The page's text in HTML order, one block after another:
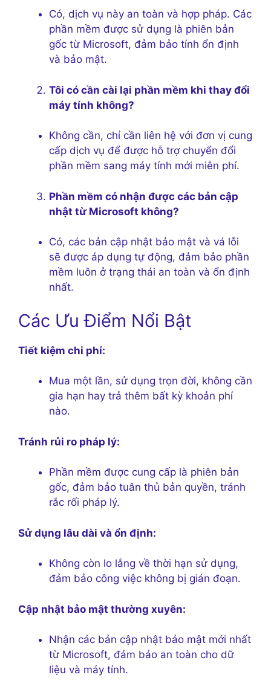
Có, dịch vụ này an toàn và hợp pháp. Các
phần mềm được sử dụng là phiên bản
gốc từ Microsoft, đảm bảo tính ổn định
và bảo mật.
Tôi có cần cài lại phần mềm khi thay đổi
máy tính không?
Không cần, chỉ cần liên hệ với đơn vị cung
cấp dịch vụ để được hỗ trợ chuyển đổi
phần mềm sang máy tính mới miễn phí.
Phần mềm có nhận được các bản cập
nhật từ Microsoft không?
Có, các bản cập nhật bảo mật và vá lỗi
sẽ được áp dụng tự động, đảm bảo phần
mềm luôn ở trạng thái an toàn và ổn định
nhất.
Các Ưu Điểm Nổi Bật
Tiết kiệm chi phí:
Mua một lần, sử dụng trọn đời, không cần
gia hạn hay trả thêm bất kỳ khoản phí
nào.
Tránh rủi ro pháp lý:
Phần mềm được cung cấp là phiên bản
gốc, đảm bảo tuân thủ bản quyền, tránh
rắc rối pháp lý.
Sử dụng lâu dài và ổn định:
Không còn lo lắng về thời hạn sử dụng,
đảm bảo công việc không bị gián đoạn.
Cập nhật bảo mật thường xuyên:
Nhận các bản cập nhật bảo mật mới nhất
từ Microsoft, đảm bảo an toàn cho dữ
liệu và máy tính.